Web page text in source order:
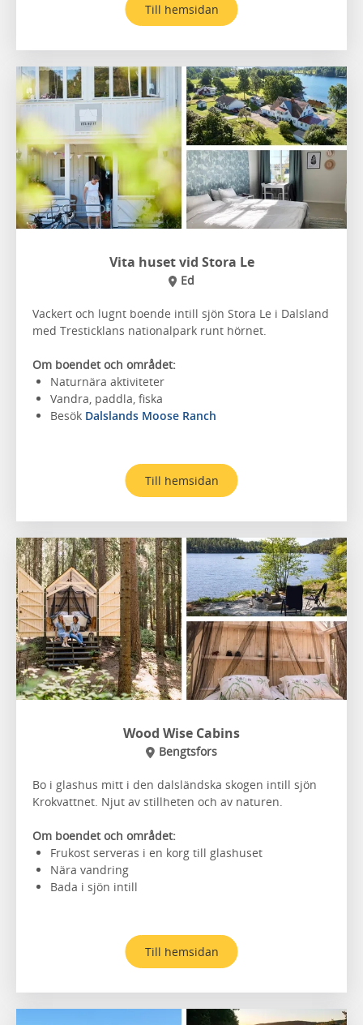
Till hemsidan
Vita huset vid Stora Le
Ed
Vackert och lugnt boende intill sjön Stora Le i Dalsland
med Tresticklans nationalpark runt hörnet.
Om boendet och området:
Naturnära aktiviteter
Vandra, paddla, fiska
Besök Dalslands Moose Ranch
Till hemsidan
Wood Wise Cabins
Bengtsfors
Bo i glashus mitt i den dalsländska skogen intill sjön
Krokvattnet. Njut av stillheten och av naturen.
Om boendet och området:
Frukost serveras i en korg till glashuset
Nära vandring
Bada i sjön intill
Till hemsidan